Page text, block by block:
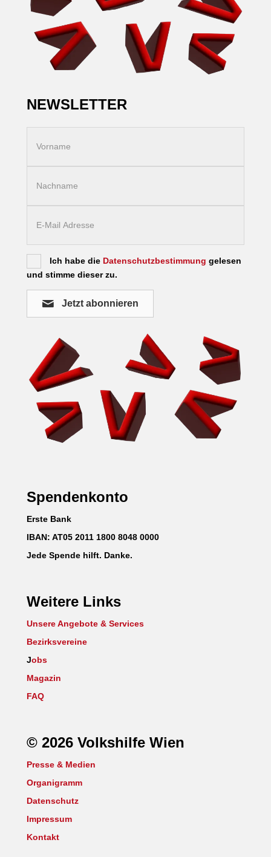
NEWSLETTER
Ich habe die Datenschutzbestimmung gelesen
und stimme dieser zu.
Jetzt abonnieren
Spendenkonto
Erste Bank
IBAN: AT05 2011 1800 8048 0000
Jede Spende hilft. Danke.
Weitere Links
Unsere Angebote & Services
Bezirksvereine
Jobs
Magazin
FAQ
© 2026 Volkshilfe Wien
Presse & Medien
Organigramm
Datenschutz
Impressum
Kontakt